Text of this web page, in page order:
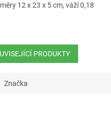
12 x 23 x 5 cm, váží 0,18
PRODUKTY
Značka